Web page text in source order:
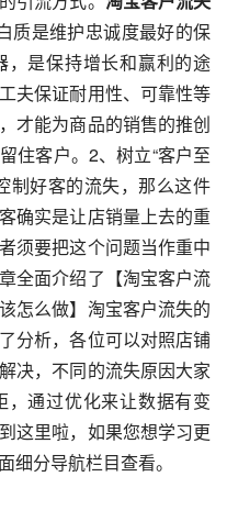
质是维护忠诚度最好的保
是保持增长和赢利的途
夫保证耐用性、可靠性等
才能为商品的销售的推创
住客户。2、树立“客户至
制好客的流失，那么这件
确实是让店销量上去的重
须要把这个问题当作重中
全面介绍了【淘宝客户流
怎么做】淘宝客户流失的
分析，各位可以对照店铺
决，不同的流失原因大家
通过优化来让数据有变
这里啦，如果您想学习更
细分导航栏目查看。